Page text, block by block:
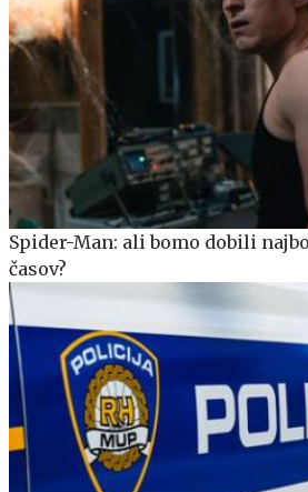
Spider-Man: ali bomo dobili
časov?